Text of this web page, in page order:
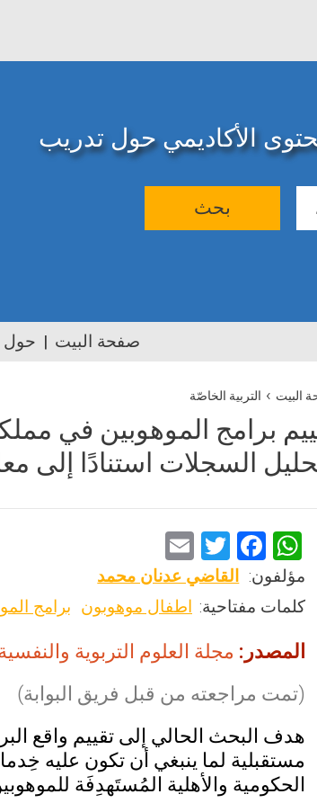
الأكاديمي حول تدريب
بحث
صفحة البيت حول
البيت › التربية الخاصّة
برامج الموهوبين في
السجلات استنادًا إلى
W
h
at
A
p
F
a
ce
o
o
k
T
wi
tt
er
m
ai
l
مؤلفون: القاضي عدنان محمد
كلمات مفتاحية: اطفال موهوبون برامج
المصدر: مجلة العلوم التربوية والنفسية –البحرين،
(تمت مراجعته من قبل فريق البوابة)
هدف البحث الحالي إلى تقييم واقع
مستقبلية لما ينبغي أن تكون عليه
الحكومية والأهلية المُستَهدِفَة